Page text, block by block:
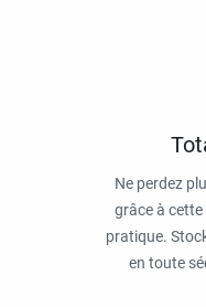
Ne perdez
grâce à
pratique.
en toute